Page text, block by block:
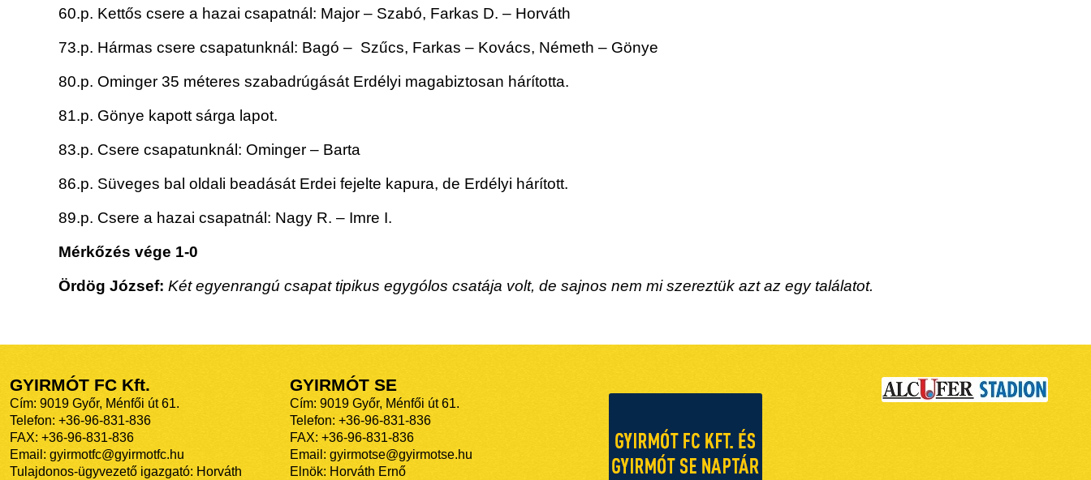
60.p. Kettős csere a hazai csapatnál: Major – Szabó, Farkas D. – Horváth
73.p. Hármas csere csapatunknál: Bagó – Szűcs, Farkas – Kovács, Németh – Gönye
80.p. Ominger 35 méteres szabadrúgását Erdélyi magabiztosan hárította.
81.p. Gönye kapott sárga lapot.
83.p. Csere csapatunknál: Ominger – Barta
86.p. Süveges bal oldali beadását Erdei fejelte kapura, de Erdélyi hárított.
89.p. Csere a hazai csapatnál: Nagy R. – Imre I.
Mérkőzés vége 1-0
Ördög József: Két egyenrangú csapat tipikus egygólos csatája volt, de sajnos nem mi szereztük azt az egy találatot.
GYIRMÓT FC Kft.
Cím: 9019 Győr, Ménfői út 61.
Telefon: +36-96-831-836
FAX: +36-96-831-836
Email: gyirmotfc@gyirmotfc.hu
Tulajdonos-ügyvezető igazgató: Horváth
GYIRMÓT SE
Cím: 9019 Győr, Ménfői út 61.
Telefon: +36-96-831-836
FAX: +36-96-831-836
Email: gyirmotse@gyirmotse.hu
Elnök: Horváth Ernő